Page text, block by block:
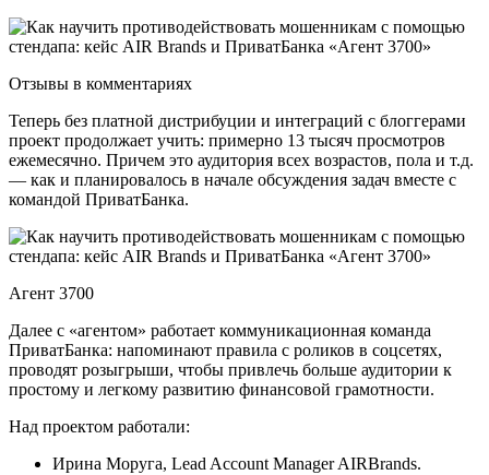
Отзывы в комментариях
Теперь без платной дистрибуции и интеграций с блоггерами
проект продолжает учить: примерно 13 тысяч просмотров
ежемесячно. Причем это аудитория всех возрастов, пола и т.д.
— как и планировалось в начале обсуждения задач вместе с
командой ПриватБанка.
Агент 3700
Далее с «агентом» работает коммуникационная команда
ПриватБанка: напоминают правила с роликов в соцсетях,
проводят розыгрыши, чтобы привлечь больше аудитории к
простому и легкому развитию финансовой грамотности.
Над проектом работали:
Ирина Моруга, Lead Account Manager AIRBrands.